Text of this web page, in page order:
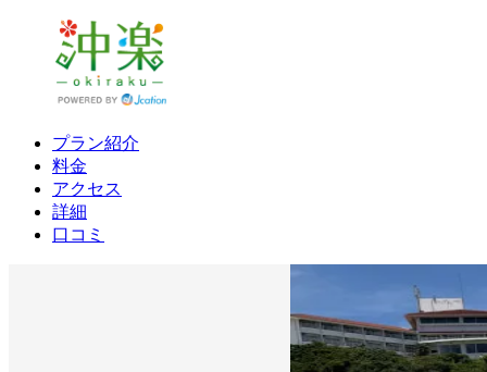
プラン紹介
料金
アクセス
詳細
口コミ